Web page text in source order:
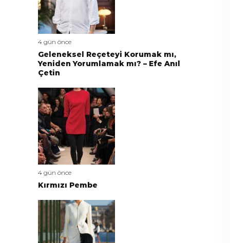
4 gün önce
Geleneksel Reçeteyi Korumak mı,
Yeniden Yorumlamak mı? – Efe Anıl
Çetin
4 gün önce
Kırmızı Pembe